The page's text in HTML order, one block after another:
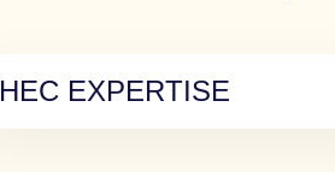
HEC EXPERTISE